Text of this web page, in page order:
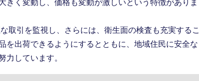
きく変動し、価格も変動が激しいという特徴がありま
取引を監視し、さらには、衛生面の検査も充実するこ
を出荷できるようにするとともに、地域住民に安全な
力しています。